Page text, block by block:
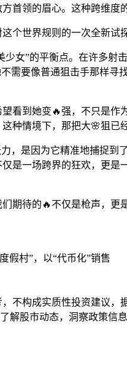
首领的眉心。这种跨维度
个世界规则的一次全新试探
少女”的平衡点。在许多
需要像普通狙击手那样
看到她变🔥强，不只是
种情境下，那把大🌸狙
，是因为它精准地捕捉
是一场跨界的狂欢，更
期待的🔥不仅是枪声，更
假村”，以“代币化”销售
不构成实质性投资建议，
解股市动态，洞察政策信